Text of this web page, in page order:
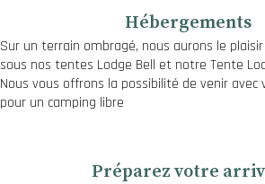
Hébergements
Sur un terrain ombragé, nous aurons le
sous nos tentes Lodge Bell et notre Tente
Nous vous offrons la possibilité de venir
pour un camping libre
Préparez votre